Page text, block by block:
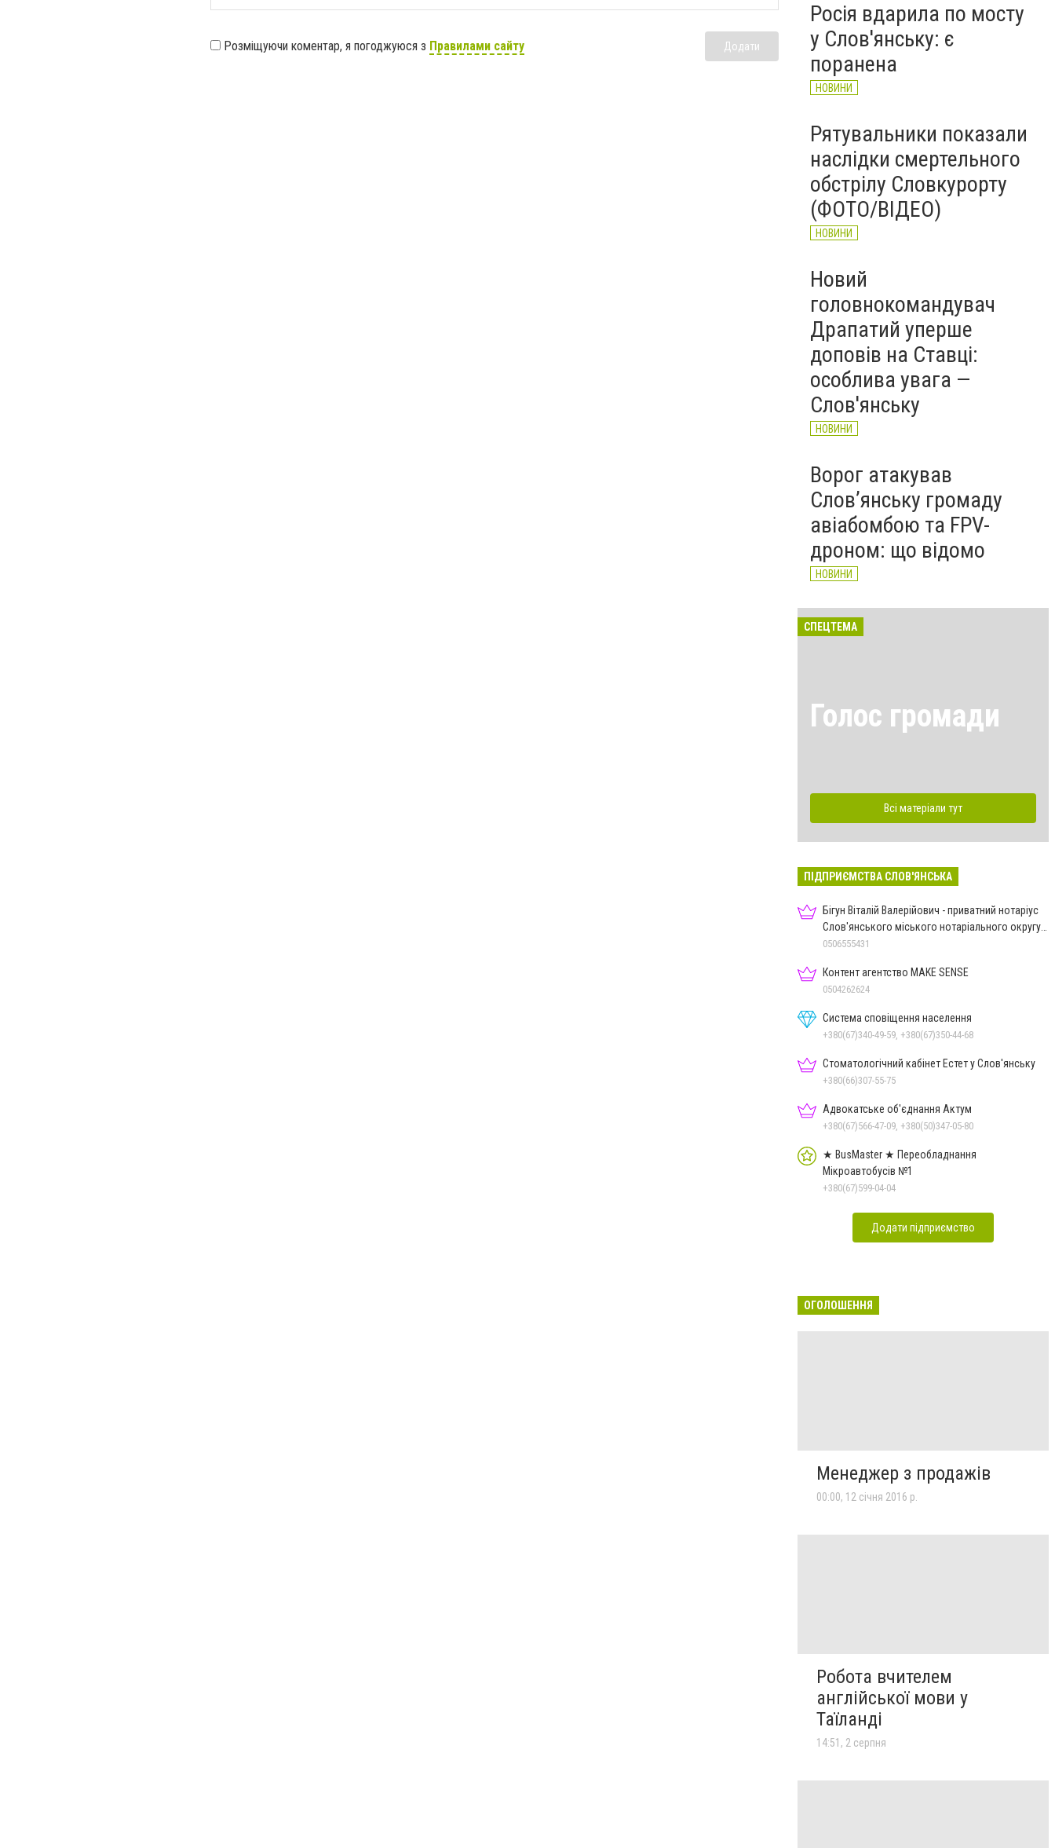
Розміщуючи коментар, я погоджуюся з Правилами сайту Додати
районів
НОВИНИ
Росія вдарила по мосту
у Слов'янську: є
поранена
НОВИНИ
Рятувальники показали
наслідки смертельного
обстрілу Словкурорту
(ФОТО/ВІДЕО)
НОВИНИ
Новий
головнокомандувач
Драпатий уперше
доповів на Ставці:
особлива увага —
Слов'янську
НОВИНИ
Ворог атакував
Слов’янську громаду
авіабомбою та FPV-
дроном: що відомо
НОВИНИ
СПЕЦТЕМА
Голос громади
Всі матеріали тут
ПІДПРИЄМСТВА СЛОВ'ЯНСЬКА
Бігун Віталій Валерійович - приватний нотаріус
Слов'янського міського нотаріального округу
Дон.обл.
0506555431
Контент агентство MAKE SENSE
0504262624
Система сповіщення населення
+380(67)340-49-59, +380(67)350-44-68
Стоматологічний кабінет Естет у Слов'янську
+380(66)307-55-75
Адвокатське об'єднання Актум
+380(67)566-47-09, +380(50)347-05-80
★ BusMaster ★ Переобладнання
Мікроавтобусів №1
+380(67)599-04-04
Додати підприємство
ОГОЛОШЕННЯ
Менеджер з продажів
00:00, 12 січня 2016 р.
Робота вчителем
англійської мови у
Таїланді
14:51, 2 серпня